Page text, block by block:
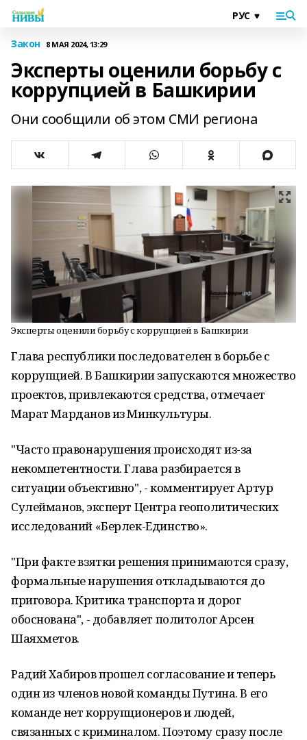
Закон 8 МАЯ 2024, 13:29
Эксперты оценили борьбу с
коррупцией в Башкирии
Они сообщили об этом СМИ региона
Эксперты оценили борьбу с коррупцией в Башкирии
Глава республики последователен в борьбе с
коррупцией. В Башкирии запускаются множество
проектов, привлекаются средства, отмечает
Марат Марданов из Минкультуры.
"Часто правонарушения происходят из-за
некомпетентности. Глава разбирается в
ситуации объективно", - комментирует Артур
Сулейманов, эксперт Центра геополитических
исследований «Берлек-Единство».
"При факте взятки решения принимаются сразу,
формальные нарушения откладываются до
приговора. Критика транспорта и дорог
обоснована", - добавляет политолог Арсен
Шаяхметов.
Радий Хабиров прошел согласование и теперь
один из членов новой команды Путина. В его
команде нет коррупционеров и людей,
связанных с криминалом. Поэтому сразу после